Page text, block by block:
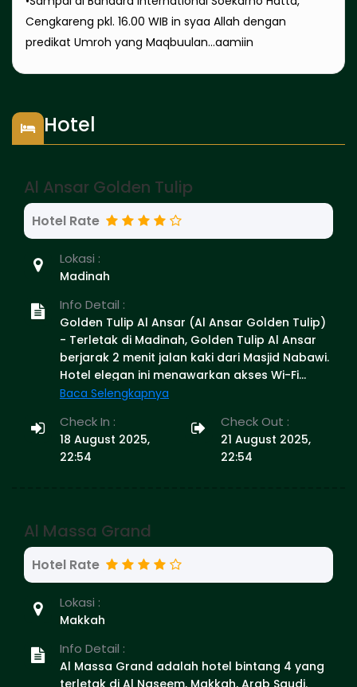
Cengkareng pkl. 16.00 WIB in syaa Allah dengan
predikat Umroh yang Maqbuulan…aamiin
Hotel
Al Ansar Golden Tulip
Hotel Rate
Lokasi :
Madinah
Info Detail :
Golden Tulip Al Ansar (Al Ansar Golden Tulip)
- Terletak di Madinah, Golden Tulip Al Ansar
berjarak 2 menit jalan kaki dari Masjid Nabawi.
Hotel elegan ini menawarkan akses Wi-Fi
gratis. Old Bazaar berjarak 800 meter. Golden
berstandar tinggi di jantung kota Madinah.
Ada 296 kamar dan suite hotel bintang 4 yang
tersedia, banyak di antaranya dengan
tidur yang nyaman. Akomodasi ber-AC, dan
minibar disertakan untuk kenyamanan Anda.
Address: أبي عبيدة بن الجراح،, Bada'ah, Medina
42311, Saudi Arabia Phone: +966 14 816 0116
Baca Selengkapnya
Check In :
18 August 2025,
22:54
Check Out :
21 August 2025,
22:54
Al Massa Grand
Hotel Rate
Lokasi :
Makkah
Info Detail :
Al Massa Grand adalah hotel bintang 4 yang
terletak di Al Naseem, Makkah, Arab Saudi.